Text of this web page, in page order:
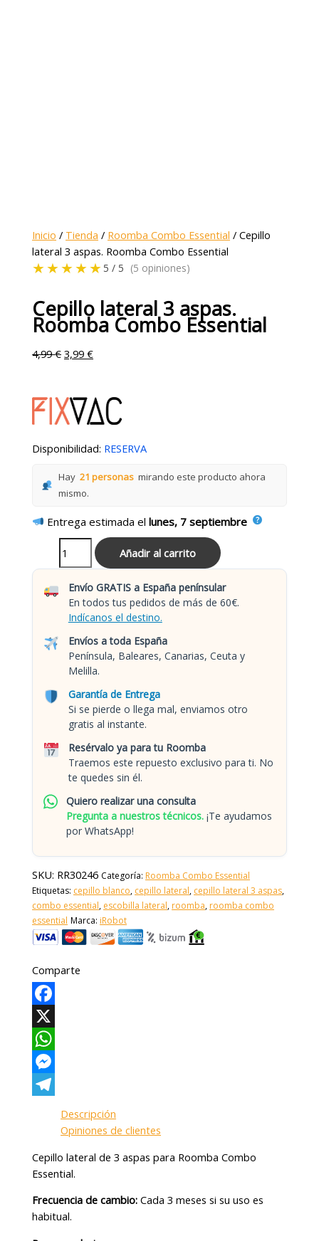
Inicio / Tienda / Roomba Combo Essential / Cepillo
lateral 3 aspas. Roomba Combo Essential
★★★★★ 5 / 5 (5 opiniones)
Cepillo lateral 3 aspas.
Roomba Combo Essential
4,99€ 3,99€
Disponibilidad: RESERVA
Hay 21 personas mirando este producto ahora
mismo.
Entrega estimada ellunes, 7 septiembre
Añadir al carrito
Envío GRATIS a España penínsular
En todos tus pedidos de más de 60€.
Indícanos el destino.
Envíos a toda España
Península, Baleares, Canarias, Ceuta y
Melilla.
Garantía de Entrega
Si se pierde o llega mal, enviamos otro
gratis al instante.
Resérvalo ya para tu Roomba
Traemos este repuesto exclusivo para ti. No
te quedes sin él.
Quiero realizar una consulta
Pregunta a nuestros técnicos. ¡Te ayudamos
por WhatsApp!
SKU: RR30246 Categoría: Roomba Combo Essential
Etiquetas: cepillo blanco, cepillo lateral, cepillo lateral 3 aspas,
combo essential, escobilla lateral, roomba, roomba combo
essential Marca: iRobot
Comparte
Facebook
X
WhatsApp
Messenger
Descripción
Opiniones de clientes
Cepillo lateral de 3 aspas para Roomba Combo
Essential.
Frecuencia de cambio: Cada 3 meses si su uso es
habitual.